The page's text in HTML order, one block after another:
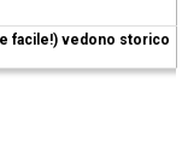
facile!) vedono storico